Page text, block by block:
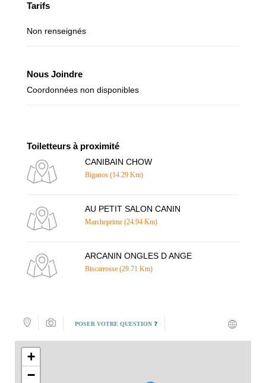
Tarifs
Non renseignés
Nous Joindre
Coordonnées non disponibles
Toiletteurs à proximité
CANIBAIN CHOW
Biganos (14.29 Km)
AU PETIT SALON CANIN
Marcheprime (24.94 Km)
ARCANIN ONGLES D ANGE
Biscarrosse (29.71 Km)
POSER VOTRE QUESTION ❓
+
−